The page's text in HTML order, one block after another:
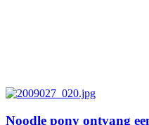
Noodle pony ontvang